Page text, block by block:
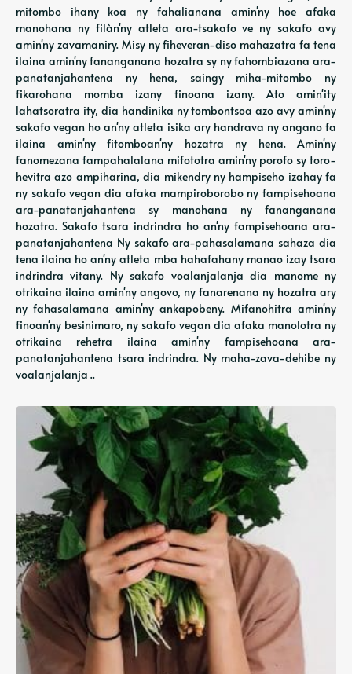
mitombo ihany koa ny fahalianana amin'ny hoe afaka
manohana ny filàn'ny atleta ara-tsakafo ve ny sakafo avy
amin'ny zavamaniry. Misy ny fiheveran-diso mahazatra fa tena
ilaina amin'ny fananganana hozatra sy ny fahombiazana ara-
panatanjahantena ny hena, saingy miha-mitombo ny
fikarohana momba izany finoana izany. Ato amin'ity
lahatsoratra ity, dia handinika ny tombontsoa azo avy amin'ny
sakafo vegan ho an'ny atleta isika ary handrava ny angano fa
ilaina amin'ny fitomboan'ny hozatra ny hena. Amin'ny
fanomezana fampahalalana mifototra amin'ny porofo sy toro-
hevitra azo ampiharina, dia mikendry ny hampiseho izahay fa
ny sakafo vegan dia afaka mampiroborobo ny fampisehoana
ara-panatanjahantena sy manohana ny fananganana
hozatra. Sakafo tsara indrindra ho an'ny fampisehoana ara-
panatanjahantena Ny sakafo ara-pahasalamana sahaza dia
tena ilaina ho an'ny atleta mba hahafahany manao izay tsara
indrindra vitany. Ny sakafo voalanjalanja dia manome ny
otrikaina ilaina amin'ny angovo, ny fanarenana ny hozatra ary
ny fahasalamana amin'ny ankapobeny. Mifanohitra amin'ny
finoan'ny besinimaro, ny sakafo vegan dia afaka manolotra ny
otrikaina rehetra ilaina amin'ny fampisehoana ara-
panatanjahantena tsara indrindra. Ny maha-zava-dehibe ny
voalanjalanja ..